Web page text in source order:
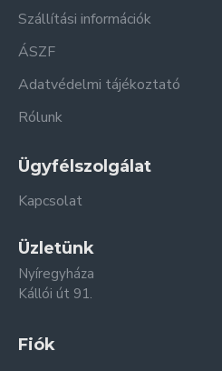
Szállítási információk
ÁSZF
Adatvédelmi tájékoztató
Rólunk
Ügyfélszolgálat
Kapcsolat
Üzletünk
Nyíregyháza
Kállói út 91.
Fiók